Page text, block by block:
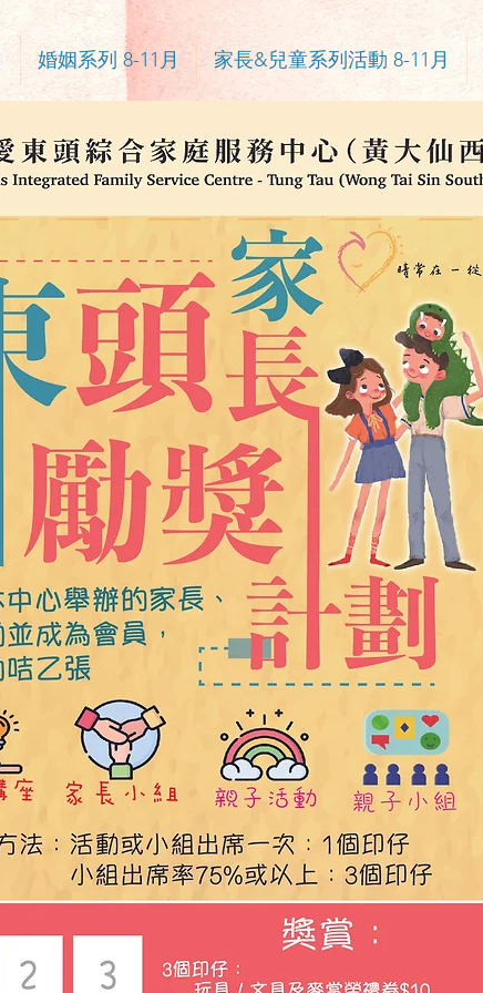
婚姻系列 8-11月 家長&兒童系列活動 8-11月